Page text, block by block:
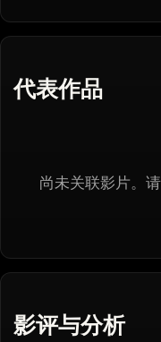
代表作品
尚未关联影片。
影评与分析